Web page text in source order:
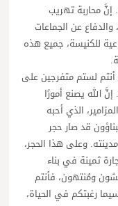
محاربة تهريب
عن الجماعات
للكنيسة، جميع هذه
أنتم لستم متفرجين على
الله يصنع أمورًا
الذي أحبه
قد صار حجر
وعلى هذا الحجر،
ثمينة في بناء
ومُنتهون، فأنتم
رغبتكم في الحياة،